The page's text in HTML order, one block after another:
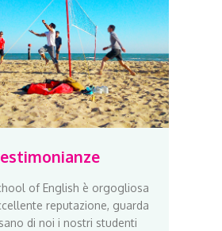
of English è orgogliosa
reputazione, guarda
di noi i nostri studenti